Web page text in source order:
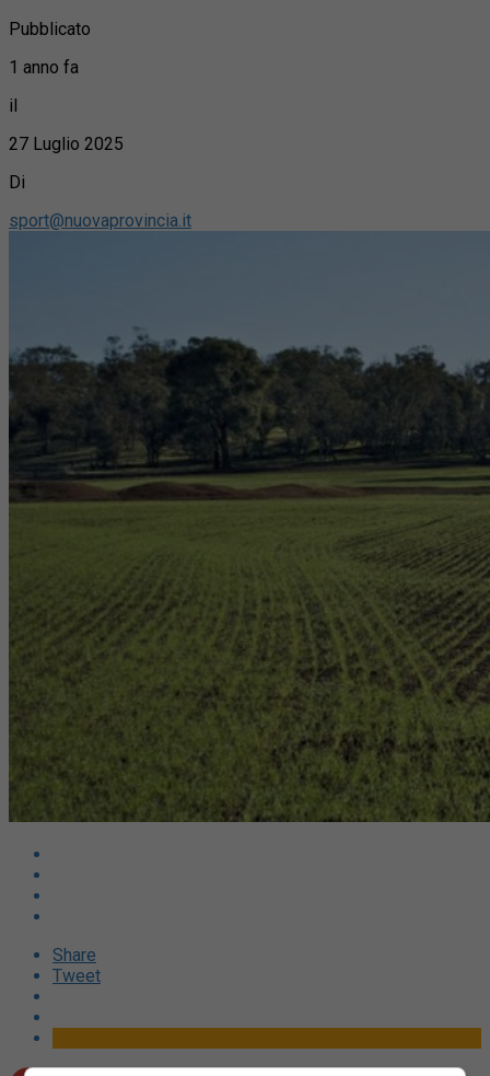
Pubblicato
1 anno fa
il
27 Luglio 2025
Di
sport@nuovaprovincia.it
Share
Tweet